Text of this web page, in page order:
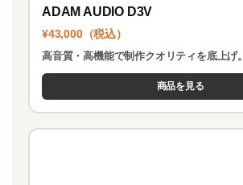
ADAM AUDIO D3V
¥43,000（税込）
高音質・高機能で制作クオリティを底上げ。
商品を見る